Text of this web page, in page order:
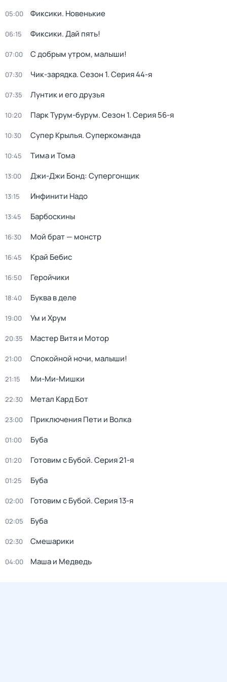
05:00 Фиксики. Новенькие
06:15 Фиксики. Дай пять!
07:00 С добрым утром, малыши!
07:30 Чик-зарядка. Сезон 1. Серия 44-я
07:35 Лунтик и его друзья
10:20 Парк Турум-бурум. Сезон 1. Серия 56-я
10:30 Супер Крылья. Суперкоманда
10:45 Тима и Тома
13:00 Джи-Джи Бонд: Супергонщик
13:15 Инфинити Надо
13:45 Барбоскины
16:30 Мой брат — монстр
16:45 Край Бебис
16:50 Геройчики
18:40 Буква в деле
19:00 Ум и Хрум
20:35 Мастер Витя и Мотор
21:00 Спокойной ночи, малыши!
21:15 Ми-Ми-Мишки
22:30 Метал Кард Бот
23:00 Приключения Пети и Волка
01:00 Буба
01:20 Готовим с Бубой. Серия 21-я
01:25 Буба
02:00 Готовим с Бубой. Серия 13-я
02:05 Буба
02:30 Смешарики
04:00 Маша и Медведь